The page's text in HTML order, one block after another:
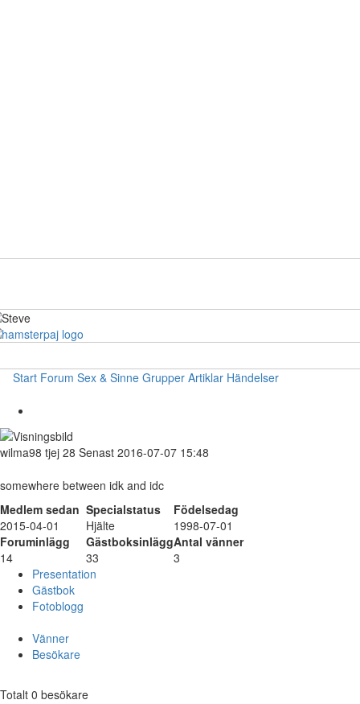
Start Forum Sex & Sinne Grupper Artiklar Händelser
wilma98 tjej 28 Senast 2016-07-07 15:48
somewhere between idk and idc
Medlem sedan Specialstatus
Födelsedag
2015-04-01
Hjälte
1998-07-01
Foruminlägg
GästboksinläggAntal vänner
14
33
3
Presentation
Gästbok
Fotoblogg
Vänner
Besökare
Totalt 0 besökare